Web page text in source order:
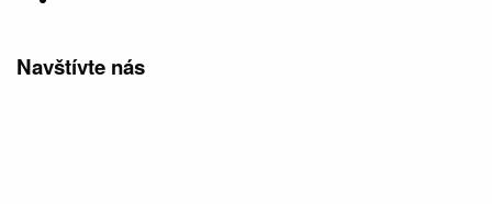
Navštívte nás